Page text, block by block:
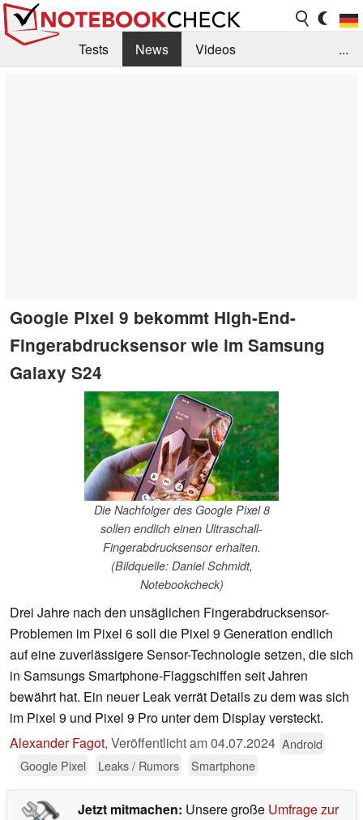
Tests News
Videos
...
Google Pixel 9 bekommt High-End-
Fingerabdrucksensor wie im Samsung
Galaxy S24
Die Nachfolger des Google Pixel 8
sollen endlich einen Ultraschall-
Fingerabdrucksensor erhalten.
(Bildquelle: Daniel Schmidt,
Notebookcheck)
Drei Jahre nach den unsäglichen Fingerabdrucksensor-
Problemen im Pixel 6 soll die Pixel 9 Generation endlich
auf eine zuverlässigere Sensor-Technologie setzen, die sich
in Samsungs Smartphone-Flaggschiffen seit Jahren
bewährt hat. Ein neuer Leak verrät Details zu dem was sich
im Pixel 9 und Pixel 9 Pro unter dem Display versteckt.
Alexander Fagot, Veröffentlicht am04.07.2024 Android
Google Pixel
Leaks / Rumors Smartphone
Jetzt mitmachen: Unsere große Umfrage zur